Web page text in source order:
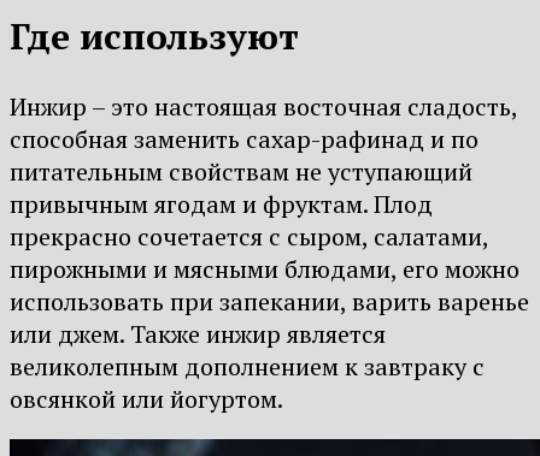
Где используют
Инжир – это настоящая восточная сладость,
способная заменить сахар-рафинад и по
питательным свойствам не уступающий
привычным ягодам и фруктам. Плод
прекрасно сочетается с сыром, салатами,
пирожными и мясными блюдами, его можно
использовать при запекании, варить варенье
или джем. Также инжир является
великолепным дополнением к завтраку с
овсянкой или йогуртом.